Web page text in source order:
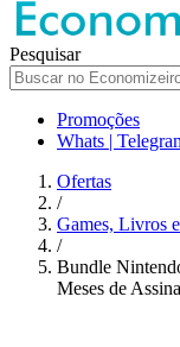
Pesquisar
Promoções
Whats |
Ofertas
/
Games, Livros
/
Bundle
Meses de